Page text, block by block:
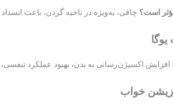
است؟ چاقی، به‌ویژه در ناحیه گردن، باعث
افزایش اکسیژن‌رسانی به بدن، بهبود عملکرد